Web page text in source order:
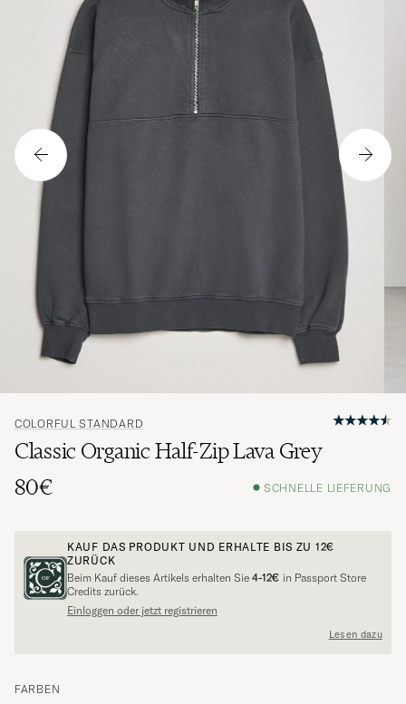
COLORFUL STANDARD
Classic Organic Half-Zip Lava Grey
80€
SCHNELLE LIEFERUNG
KAUF DAS PRODUKT UND ERHALTE BIS ZU 12€
ZURÜCK
Beim Kauf dieses Artikels erhalten Sie 4-12€ in Passport Store
Credits zurück.
Einloggen oder jetzt registrieren
Lesen dazu
FARBEN